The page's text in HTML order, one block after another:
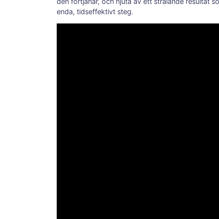
enda, tidseffektivt steg.